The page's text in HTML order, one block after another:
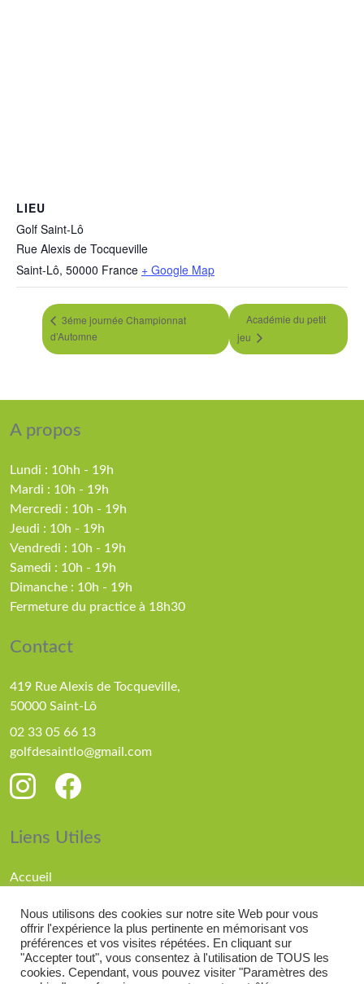
LIEU
Golf Saint-Lô
Rue Alexis de Tocqueville
Saint-Lô, 50000 France + Google Map
3éme journée Championnat
d’Automne
Académie du petit
jeu
A propos
Lundi : 10hh - 19h
Mardi : 10h - 19h
Mercredi : 10h - 19h
Jeudi : 10h - 19h
Vendredi : 10h - 19h
Samedi : 10h - 19h
Dimanche : 10h - 19h
Fermeture du practice à 18h30
Contact
419 Rue Alexis de Tocqueville,
50000 Saint-Lô
02 33 05 66 13
golfdesaintlo@gmail.com
Liens Utiles
Accueil
Compétitions
Actualités
Nous utilisons des cookies sur notre site Web pour vous
offrir l'expérience la plus pertinente en mémorisant vos
préférences et vos visites répétées. En cliquant sur
"Accepter tout", vous consentez à l'utilisation de TOUS les
cookies. Cependant, vous pouvez visiter "Paramètres des